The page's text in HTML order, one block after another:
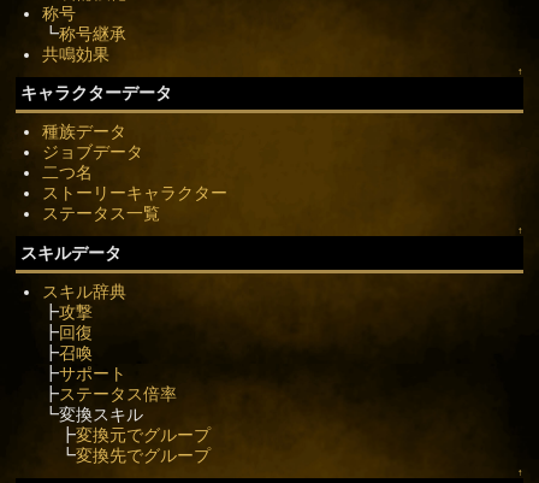
称号
┗称号継承
共鳴効果
↑
キャラクターデータ
種族データ
ジョブデータ
二つ名
ストーリーキャラクター
ステータス一覧
↑
スキルデータ
スキル辞典
┣攻撃
┣回復
┣召喚
┣サポート
┣ステータス倍率
┗変換スキル
┣変換元でグループ
┗変換先でグループ
↑